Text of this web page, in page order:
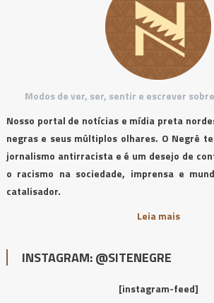
Modos de ver, ser, sentir e escrever
Nosso portal de notícias e mídia preta
negras e seus múltiplos olhares. O Negrê
jornalismo antirracista e é um desejo de
o racismo na sociedade, imprensa e
catalisador.
Leia mais
INSTAGRAM: @SITENEGRE
[instagram-feed]